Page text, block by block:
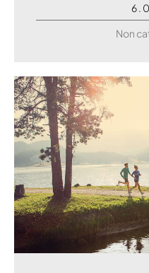
6 .
Non